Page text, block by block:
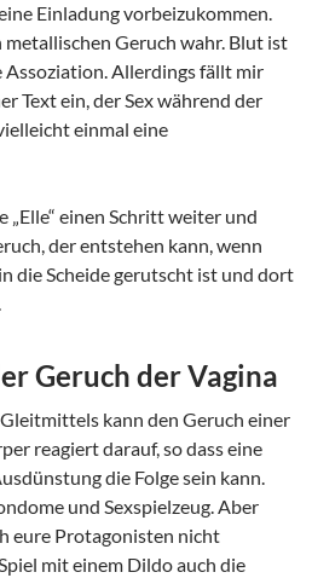
Einladung vorbeizukommen.
Geruch wahr. Blut ist
Assoziation. Allerdings fällt mir
Text ein, der Sex während der
einmal eine
einen Schritt weiter und
der entstehen kann, wenn
die Scheide gerutscht ist und dort
Geruch der Vagina
kann den Geruch einer
reagiert darauf, so dass eine
die Folge sein kann.
und Sexspielzeug. Aber
eure Protagonisten nicht
mit einem Dildo auch die